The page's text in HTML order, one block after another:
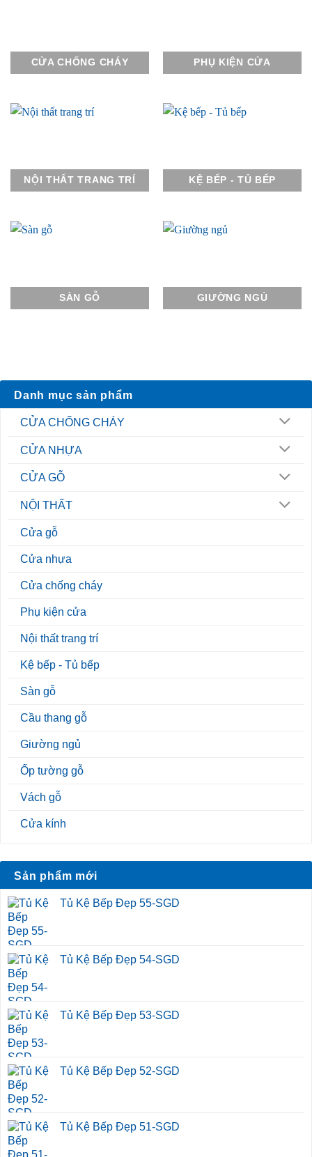
CỬA CHỐNG CHÁY PHỤ KIỆN CỬA
NỘI THẤT TRANG TRÍ KỆ BẾP - TỦ BẾP
SÀN GỖ GIƯỜNG NGỦ
Danh mục sản phẩm
CỬA CHỐNG CHÁY
CỬA NHỰA
CỬA GỖ
NỘI THẤT
Cửa gỗ
Cửa nhựa
Cửa chống cháy
Phụ kiện cửa
Nội thất trang trí
Kệ bếp - Tủ bếp
Sàn gỗ
Cầu thang gỗ
Giường ngủ
Ốp tường gỗ
Vách gỗ
Cửa kính
Sản phẩm mới
Tủ Kệ Bếp Đẹp 55-SGD
Tủ Kệ Bếp Đẹp 54-SGD
Tủ Kệ Bếp Đẹp 53-SGD
Tủ Kệ Bếp Đẹp 52-SGD
Tủ Kệ Bếp Đẹp 51-SGD